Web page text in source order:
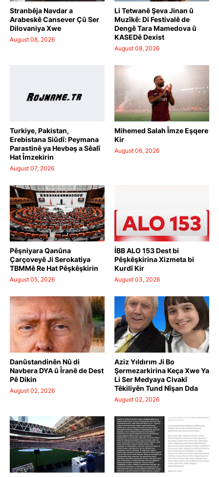
Stranbêja Navdar a
Arabeskê Cansever Çû Ser
Dilovaniya Xwe
August 08, 2026
Li Tetwanê Şeva Jinan û
Muzîkê: Di Festivalê de
Dengê Tara Mamedova û
KASEDê Dexist
August 08, 2026
Turkiye, Pakistan,
Erebistana Siûdî: Peymana
Parastinê ya Hevbəş a Sêalî
Hat Îmzekirin
August 07, 2026
Mihemed Salah Îmze Eşqere
Kir
August 06, 2026
Pêşniyara Qanûna
Çarçoveyê Ji Serokatiya
TBMMê Re Hat Pêşkêşkirin
August 05, 2026
İBB ALO 153 Dest bi
Pêşkêşkirina Xizmeta bi
Kurdî Kir
August 03, 2026
Danûstandinên Nû di
Navbera DYA û Îranê de Dest
Pê Dikin
August 02, 2026
Aziz Yıldırım Ji Bo
Şermezarkirina Keça Xwe Ya
Li Ser Medyaya Civakî
Têkiliyên Tund Nîşan Dda
August 02, 2026